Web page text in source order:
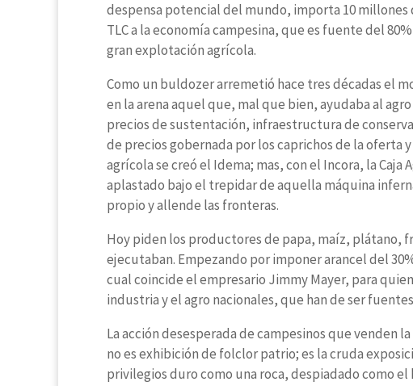
despensa potencial del mundo, importa 10
TLC a la economía campesina, que es fuente del
gran explotación agrícola.
Como un buldozer arremetió hace tres décadas el
en la arena aquel que, mal que bien, ayudaba al
precios de sustentación, infraestructura de
de precios gobernada por los caprichos de la oferta
agrícola se creó el Idema; mas, con el Incora, la
aplastado bajo el trepidar de aquella máquina
propio y allende las fronteras.
Hoy piden los productores de papa, maíz, plátano,
ejecutaban. Empezando por imponer arancel del
cual coincide el empresario Jimmy Mayer, para
industria y el agro nacionales, que han de ser
La acción desesperada de campesinos que venden
no es exhibición de folclor patrio; es la cruda
privilegios duro como una roca, despiadado como